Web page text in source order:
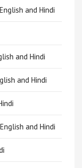
and Hindi
and Hindi
and Hindi
and Hindi